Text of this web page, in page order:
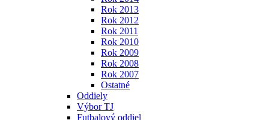
Rok 2013
Rok 2012
Rok 2011
Rok 2010
Rok 2009
Rok 2008
Rok 2007
Ostatné
Oddiely
Výbor TJ
Futbalový oddiel